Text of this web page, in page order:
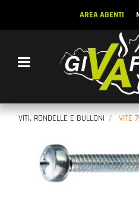
AREA AGENTI
Open menu
VITI, RONDELLE E BULLONI VITE